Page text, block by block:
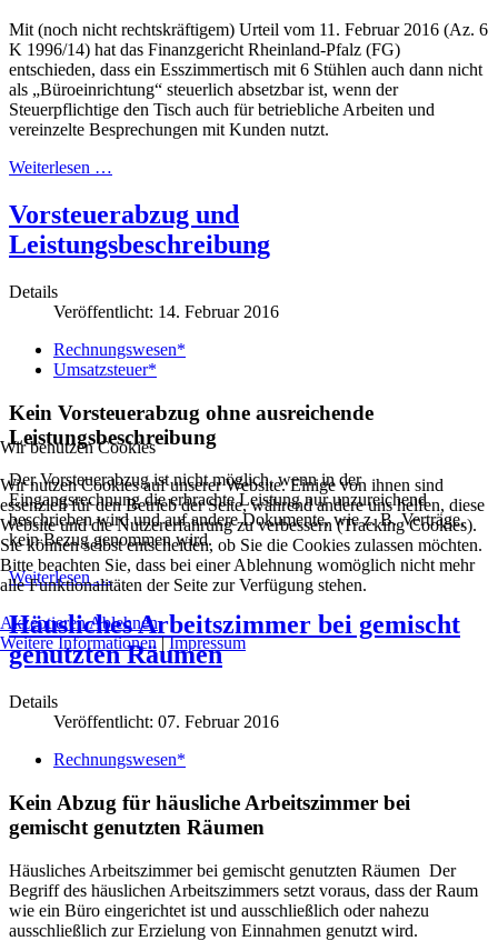
Mit (noch nicht rechtskräftigem) Urteil vom 11. Februar 2016 (Az. 6
K 1996/14) hat das Finanzgericht Rheinland-Pfalz (FG)
entschieden, dass ein Esszimmertisch mit 6 Stühlen auch dann nicht
als „Büroeinrichtung“ steuerlich absetzbar ist, wenn der
Steuerpflichtige den Tisch auch für betriebliche Arbeiten und
vereinzelte Besprechungen mit Kunden nutzt.
Weiterlesen …
Vorsteuerabzug und
Leistungsbeschreibung
Details
Veröffentlicht: 14. Februar 2016
Rechnungswesen*
Umsatzsteuer*
Kein Vorsteuerabzug ohne ausreichende
Leistungsbeschreibung
Der Vorsteuerabzug ist nicht möglich, wenn in der
Eingangsrechnung die erbrachte Leistung nur unzureichend
beschrieben wird und auf andere Dokumente, wie z. B. Verträge,
kein Bezug genommen wird.
Weiterlesen …
Häusliches Arbeitszimmer bei gemischt
genutzten Räumen
Details
Veröffentlicht: 07. Februar 2016
Rechnungswesen*
Kein Abzug für häusliche Arbeitszimmer bei
gemischt genutzten Räumen
Häusliches Arbeitszimmer bei gemischt genutzten Räumen Der
Begriff des häuslichen Arbeitszimmers setzt voraus, dass der Raum
wie ein Büro eingerichtet ist und ausschließlich oder nahezu
ausschließlich zur Erzielung von Einnahmen genutzt wird.
Wir benutzen Cookies
Wir nutzen Cookies auf unserer Website. Einige von ihnen sind
essenziell für den Betrieb der Seite, während andere uns helfen, diese
Website und die Nutzererfahrung zu verbessern (Tracking Cookies).
Sie können selbst entscheiden, ob Sie die Cookies zulassen möchten.
Bitte beachten Sie, dass bei einer Ablehnung womöglich nicht mehr
alle Funktionalitäten der Seite zur Verfügung stehen.
AkzeptierenAblehnen
Weitere Informationen|Impressum